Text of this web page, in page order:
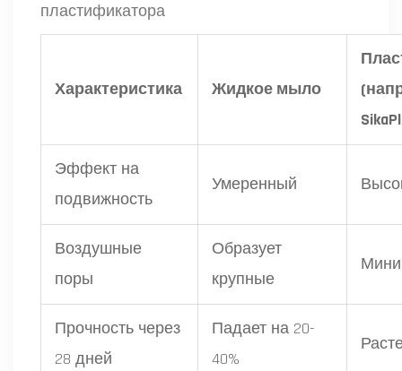
пластификатора
Характеристика Жидкое мыло
Эффект на
подвижность
Умеренный
Воздушные
поры
Образует
крупные
Прочность через
28 дней
Падает на 20-
40%